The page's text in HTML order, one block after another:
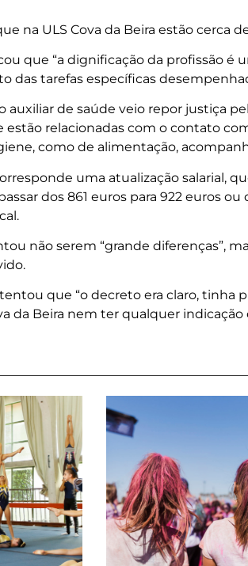
na ULS Cova da Beira estão cerca
que “a dignificação da profissão é
das tarefas específicas
auxiliar de saúde veio repor justiça
relacionadas com o contato
como de alimentação,
uma atualização salarial,
dos 861 euros para 922 euros
não serem “grande diferenças”,
que “o decreto era claro, tinha
da Beira nem ter qualquer